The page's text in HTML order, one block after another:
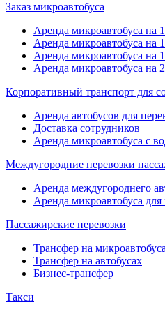
Заказ микроавтобуса
Аренда микроавтобуса на
Аренда микроавтобуса на
Аренда микроавтобуса на
Аренда микроавтобуса на
Корпоративный транспорт для
Аренда автобусов для
Доставка сотрудников
Аренда микроавтобуса с
Междугородние перевозки
Аренда междугороднего
Аренда микроавтобуса
Пассажирские перевозки
Трансфер на
Трансфер на автобусах
Бизнес-трансфер
Такси